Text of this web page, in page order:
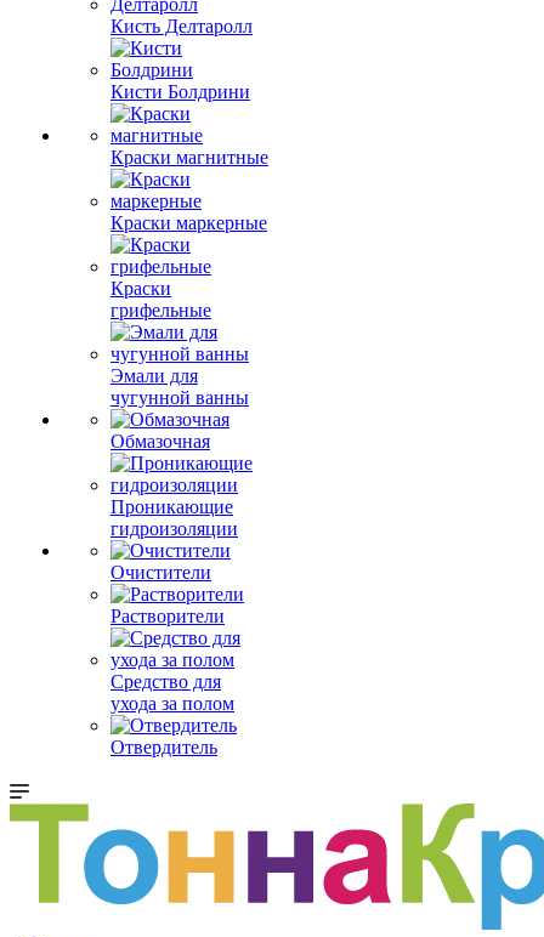
Кисть Делтаролл
Кисти Болдрини
Краски магнитные
Краски маркерные
Краски
грифельные
Эмали для
чугунной ванны
Обмазочная
Проникающие
гидроизоляции
Очистители
Растворители
Средство для
ухода за полом
Отвердитель